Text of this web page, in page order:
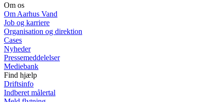
Om os
Om Aarhus Vand
Job og karriere
Organisation og direktion
Cases
Nyheder
Pressemeddelelser
Mediebank
Find hjælp
Driftsinfo
Indberet målertal